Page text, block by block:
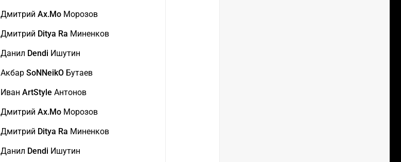
Дмитрий Ax.MoМорозов
Дмитрий Ditya Ra Миненков
Данил Dendi Ишутин
Акбар SoNNeikOБутаев
Иван ArtStyle Антонов
Дмитрий Ax.MoМорозов
Дмитрий Ditya Ra Миненков
Данил Dendi Ишутин